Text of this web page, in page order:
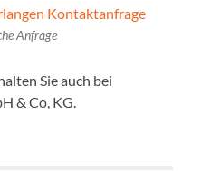
Anfrage
Sie auch bei
& Co, KG.